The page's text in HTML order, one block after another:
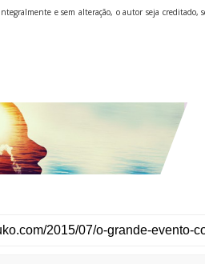
e sem alteração, o autor seja